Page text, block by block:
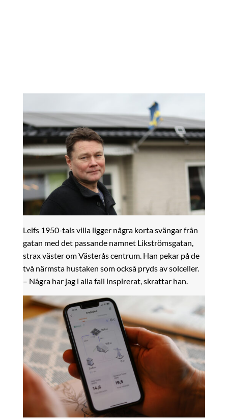
Leifs 1950-tals villa ligger några korta svängar från
gatan med det passande namnet Likströmsgatan,
strax väster om Västerås centrum. Han pekar på de
två närmsta hustaken som också pryds av solceller.
– Några har jag i alla fall inspirerat, skrattar han.